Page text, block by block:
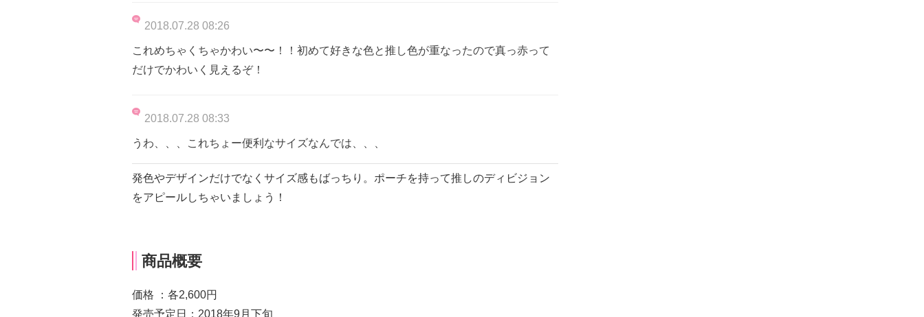
2018.07.28 08:26
これめちゃくちゃかわい〜〜！！初めて好きな色と推し色が重なったので真っ赤って
だけでかわいく見えるぞ！
2018.07.28 08:33
うわ、、、これちょー便利なサイズなんでは、、、
発色やデザインだけでなくサイズ感もばっちり。 ポーチを持って推しのディビジョン
をアピールしちゃいましょう！
商品概要
価格 ：各2,600円
発売予定日：2018年9月下旬